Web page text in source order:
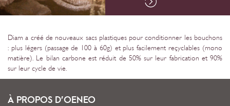
Diam a créé de nouveaux sacs plastiques pour conditionner les bouchons
: plus légers (passage de 100 à 60g) et plus facilement reçyclables (mono
matière). Le bilan carbone est réduit de 50% sur leur fabrication et 90%
sur leur cycle de vie.
À PROPOS D’OENEO